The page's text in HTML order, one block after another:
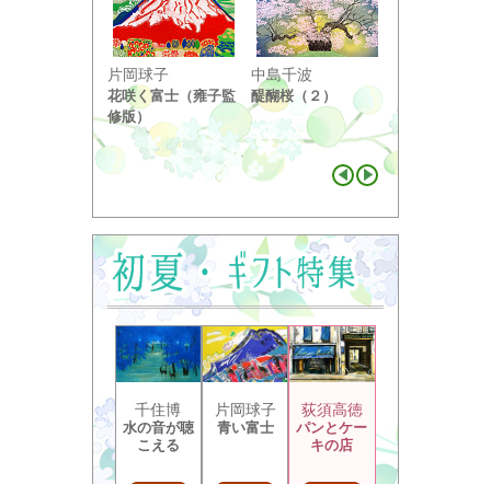
片岡球子
花咲く富士（雍子監
修版）
中島千波
醍醐桜（２）
り ...
千住博
水の音が聴
こえる
片岡球子
青い富士
荻須高徳
パンとケー
キの店